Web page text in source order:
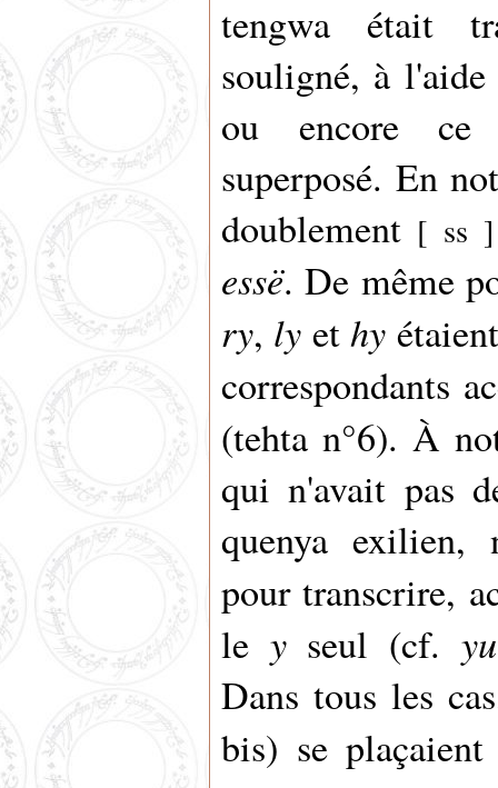
tengwa était
souligné, à
ou encore ce
superposé. En
doublement [ ss ]
essë. De même
ry, ly ethy
correspondants
(tehta n°6). À
qui n'avait pas
quenya
pour transcrire,
le yseul (cf.
Dans tous les
bis) se